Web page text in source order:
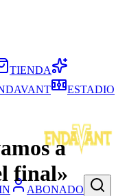
ABONADO
TIENDA
ESTADIO
a
final»